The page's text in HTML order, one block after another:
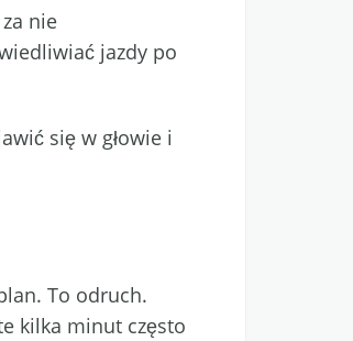
nie
jazdy po
się w głowie i
To odruch.
kilka minut często